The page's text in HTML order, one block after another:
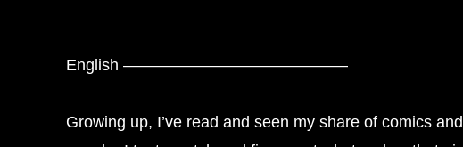
English ——————————————
Growing up, I’ve read and seen my share of comics